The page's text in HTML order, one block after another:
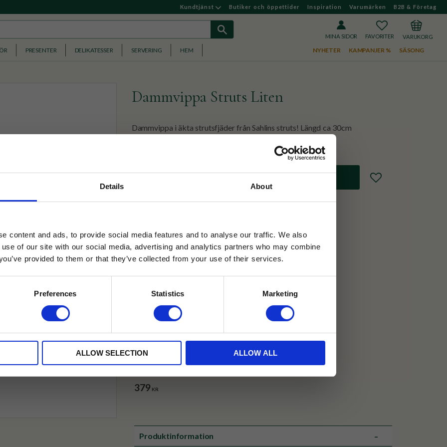
Details About
content and ads, to provide social media features and to analyse our traffic. We also
of our site with our social media, advertising and analytics partners who may combine
provided to them or that they’ve collected from your use of their services.
Preferences Statistics Marketing
ALLOW SELECTION ALLOW ALL
Kundtjänst Butiker och öppettider Inspiration Varumärken B2B & Företag
MINA SIDOR
FAVORITERKUNDVAGN
PRESENTER DELIKATESSER SERVERING HEM NYHETER KAMPANJER % SÄSONG
Dammvippa Struts Liten
Dammvippa i äkta strutsfjäder från Sahlins struts! Längd ca 30cm
Lägg till i favoriter
✓ Betala direkt eller inom 30 dagar
Dammvippa
379 KR
Produktinformation
Läs mer
Rabatten fungerar endast
med andra erbjudanden.